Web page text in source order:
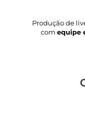
Produção de
com equipe